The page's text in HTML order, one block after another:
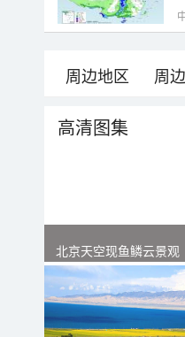
周边地区 周
高清图集
北京天空现鱼鳞云景观